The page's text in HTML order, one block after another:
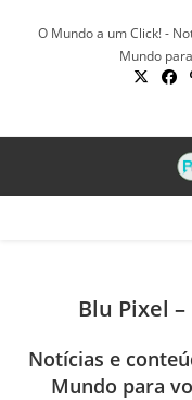
O Mundo a um Click! -
Mundo
Blu Pixel
Notícias e
Mundo para